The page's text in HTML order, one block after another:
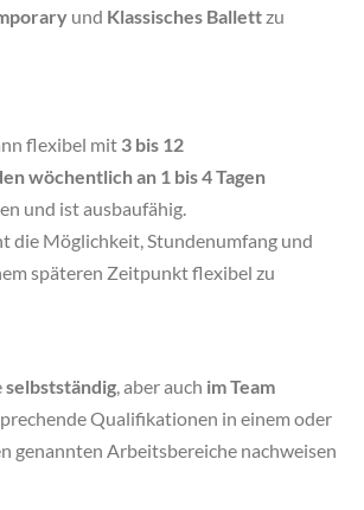
und Klassisches Ballettzu
flexibel mit 3 bis 12
wöchentlich an 1 bis 4 Tagen
und ist ausbaufähig.
die Möglichkeit, Stundenumfang und
späteren Zeitpunkt flexibel zu
selbstständig, aber auch im Team
Qualifikationen in einem oder
genannten Arbeitsbereiche nachweisen